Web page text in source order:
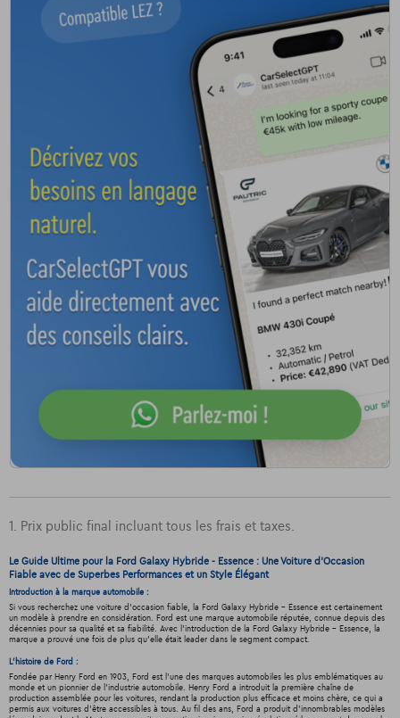
1. Prix public final incluant tous les frais et taxes.
Le Guide Ultime pour la Ford Galaxy Hybride - Essence : Une Voiture d'Occasion
Fiable avec de Superbes Performances et un Style Élégant
Introduction à la marque automobile :
Si vous recherchez une voiture d'occasion fiable, la Ford Galaxy Hybride - Essence est certainement
un modèle à prendre en considération. Ford est une marque automobile réputée, connue depuis des
décennies pour sa qualité et sa fiabilité. Avec l'introduction de la Ford Galaxy Hybride - Essence, la
marque a prouvé une fois de plus qu'elle était leader dans le segment compact.
L'histoire de Ford :
Fondée par Henry Ford en 1903, Ford est l'une des marques automobiles les plus emblématiques au
monde et un pionnier de l'industrie automobile. Henry Ford a introduit la première chaîne de
production assemblée pour les voitures, rendant la production plus efficace et moins chère, ce qui a
permis aux voitures d'être accessibles à tous. Au fil des ans, Ford a produit d'innombrables modèles